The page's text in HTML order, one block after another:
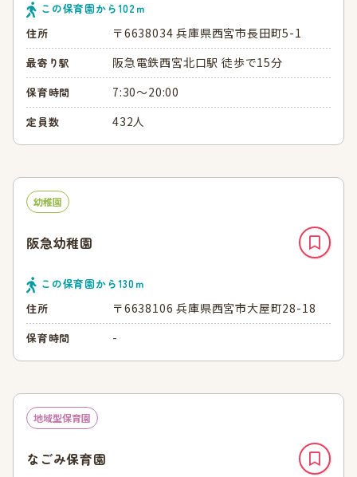
この保育園から102ｍ
住所
〒6638034 兵庫県西宮市長田町5-1
最寄り駅 阪急電鉄西宮北口駅 徒歩で15分
保育時間 7:30～20:00
定員数 432人
幼稚園
阪急幼稚園
この保育園から130ｍ
住所
〒6638106 兵庫県西宮市大屋町28-18
保育時間 -
地域型保育園
なごみ保育園